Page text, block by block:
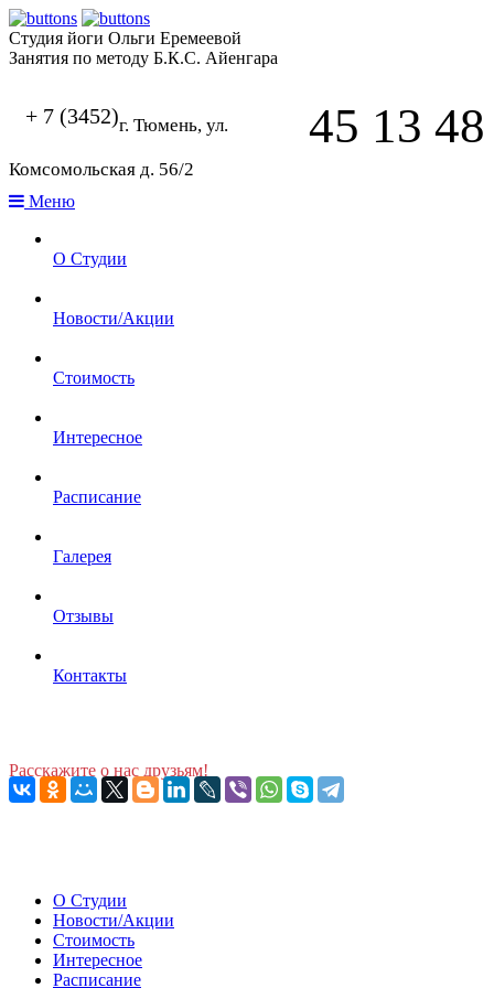
Студия йоги Ольги Еремеевой
Занятия по методу Б.К.С. Айенгара
+ 7 (3452) 45 13 48
г. Тюмень, ул.
Комсомольская д. 56/2
Меню
О Студии
Новости/Акции
Стоимость
Интересное
Расписание
Галерея
Отзывы
Контакты
Расскажите о нас друзьям!
О Студии
Новости/Акции
Стоимость
Интересное
Расписание